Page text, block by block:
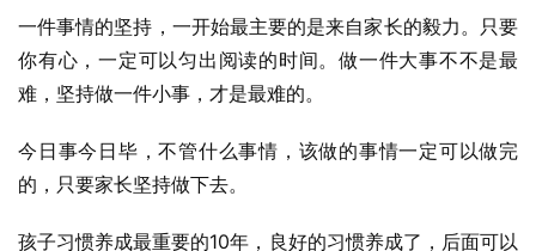
一件事情的坚持，一开始最主要的是来自家长的毅力。只要
你有心，一定可以匀出阅读的时间。做一件大事不不是最
难，坚持做一件小事，才是最难的。
今日事今日毕，不管什么事情，该做的事情一定可以做完
的，只要家长坚持做下去。
孩子习惯养成最重要的10年，良好的习惯养成了，后面可以